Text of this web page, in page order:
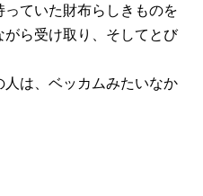
ていた財布らしきものを
ら受け取り、そしてとび
は、ベッカムみたいなか